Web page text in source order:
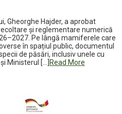
Gheorghe Hajder, a aprobat
și reglementare numerică
Pe lângă mamiferele care
în spațiul public, documentul
de păsări, inclusiv unele cu
Ministerul […] Read More